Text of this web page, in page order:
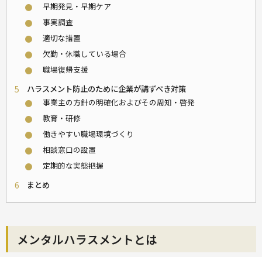
⚫ 早期発見・早期ケア
⚫ 事実調査
⚫ 適切な措置
⚫ 欠勤・休職している場合
⚫ 職場復帰支援
5 ハラスメント防止のために企業が講ずべき対策
⚫ 事業主の方針の明確化およびその周知・啓発
⚫ 教育・研修
⚫ 働きやすい職場環境づくり
⚫ 相談窓口の設置
⚫ 定期的な実態把握
6 まとめ
メンタルハラスメントとは